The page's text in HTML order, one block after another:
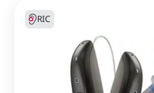
RIC